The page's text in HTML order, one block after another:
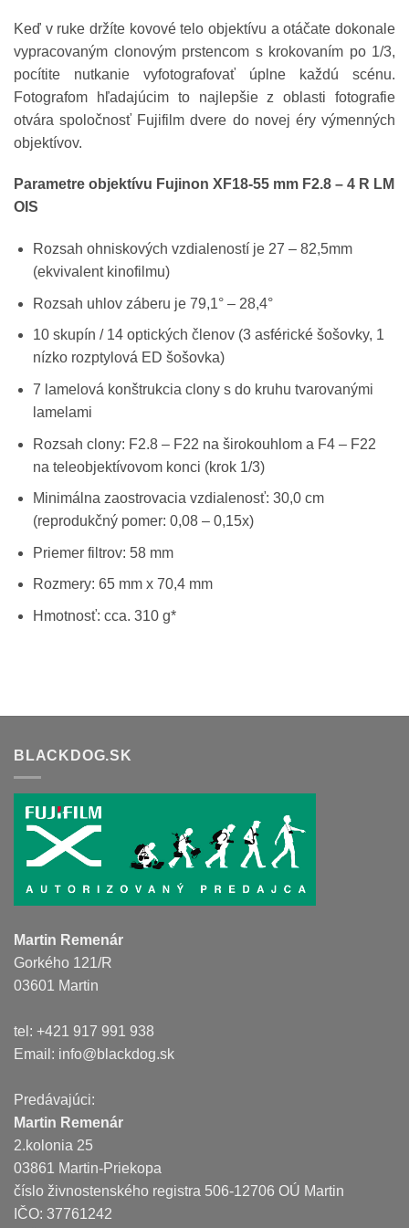
Keď v ruke držíte kovové telo objektívu a otáčate dokonale
vypracovaným clonovým prstencom s krokovaním po 1/3,
pocítite nutkanie vyfotografovať úplne každú scénu.
Fotografom hľadajúcim to najlepšie z oblasti fotografie
otvára spoločnosť Fujifilm dvere do novej éry výmenných
objektívov.
Parametre objektívu Fujinon XF18-55 mm F2.8 – 4 R LM
OIS
Rozsah ohniskových vzdialeností je 27 – 82,5mm
(ekvivalent kinofilmu)
Rozsah uhlov záberu je 79,1° – 28,4°
10 skupín / 14 optických členov (3 asférické šošovky, 1
nízko rozptylová ED šošovka)
7 lamelová konštrukcia clony s do kruhu tvarovanými
lamelami
Rozsah clony: F2.8 – F22 na širokouhlom a F4 – F22
na teleobjektívovom konci (krok 1/3)
Minimálna zaostrovacia vzdialenosť: 30,0 cm
(reprodukčný pomer: 0,08 – 0,15x)
Priemer filtrov: 58 mm
Rozmery: 65 mm x 70,4 mm
Hmotnosť: cca. 310 g*
BLACKDOG.SK
Martin Remenár
Gorkého 121/R
03601 Martin
tel: +421 917 991 938
Email: info@blackdog.sk
Predávajúci:
Martin Remenár
2.kolonia 25
03861 Martin-Priekopa
číslo živnostenského registra 506-12706 OÚ Martin
IČO: 37761242